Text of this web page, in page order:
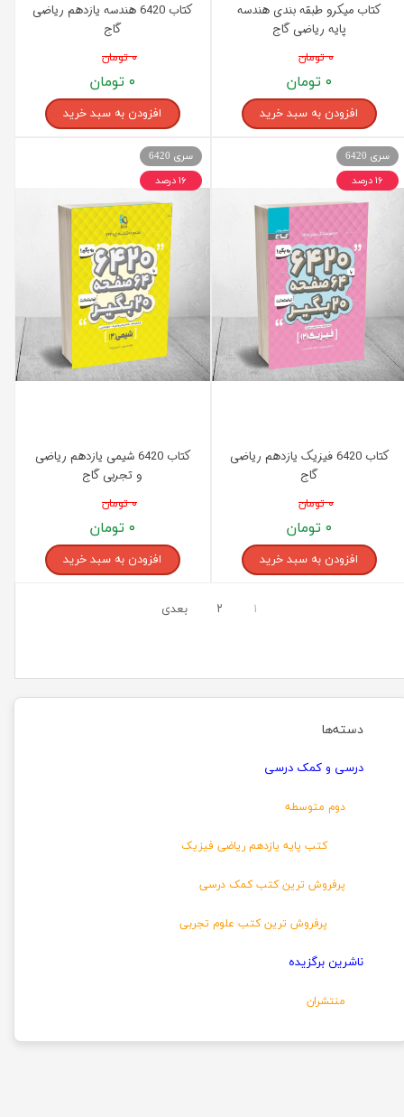
دسته‌ها
درسی و کمک درسی
دوم متوسطه
کتب پایه یازدهم ریاضی فیزیک
پرفروش ترین کتب کمک درسی
پرفروش ترین کتب علوم تجربی
ناشرین برگزیده
منتشران
کتاب میکرو طبقه بندی هندسه
پایه ریاضی گاج
۰ تومان
۰ تومان
افزودن به سبد خرید
کتاب 6420 هندسه یازدهم ریاضی
گاج
۰ تومان
۰ تومان
افزودن به سبد خرید
کتاب 6420 فیزیک یازدهم ریاضی
گاج
۰ تومان
۰ تومان
افزودن به سبد خرید
سری 6420
۱۶ درصد
کتاب 6420 شیمی یازدهم ریاضی
و تجربی گاج
۰ تومان
۰ تومان
افزودن به سبد خرید
سری 6420
۱۶ درصد
۱ ۲ بعدی